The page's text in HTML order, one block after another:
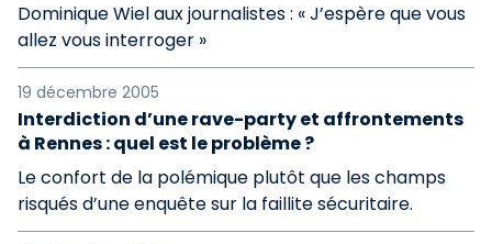
Dominique Wiel aux journalistes : « J’espère que vous
allez vous interroger »
19 décembre 2005
Interdiction d’une rave-party et affrontements
à Rennes : quel est le problème ?
Le confort de la polémique plutôt que les champs
risqués d’une enquête sur la faillite sécuritaire.